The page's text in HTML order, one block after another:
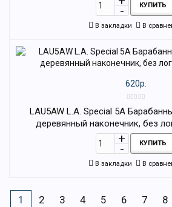
КУПИТЬ
В закладки В
620р.
LAU5AW L.A. Special 5A
деревянный наконечник, без
КУПИТЬ
В закладки В
1 2 3 4 5 6 7 8